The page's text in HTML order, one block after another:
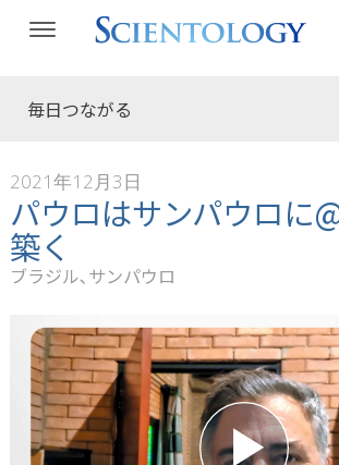
毎日つながる
2021年12月3日
パウロはサンパウロに
築く
ブラジル､サンパウロ